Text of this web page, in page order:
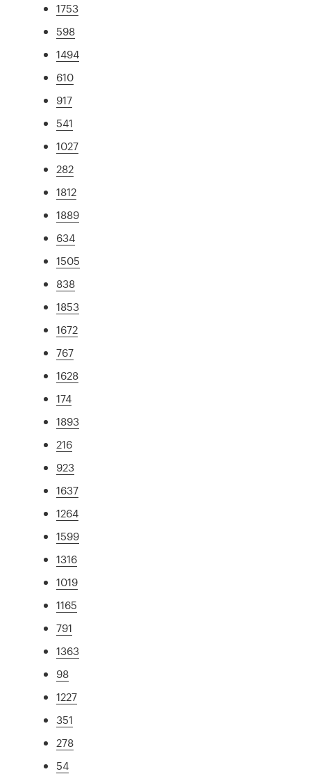
1753
598
1494
610
917
541
1027
282
1812
1889
634
1505
838
1853
1672
767
1628
174
1893
216
923
1637
1264
1599
1316
1019
1165
791
1363
98
1227
351
278
54